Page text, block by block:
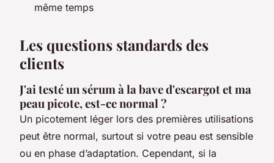
même temps
Les questions standards des
clients
J'ai testé un sérum à la bave d'escargot et ma
peau picote, est-ce normal ?
Un picotement léger lors des premières utilisations
peut être normal, surtout si votre peau est sensible
ou en phase d’adaptation. Cependant, si la